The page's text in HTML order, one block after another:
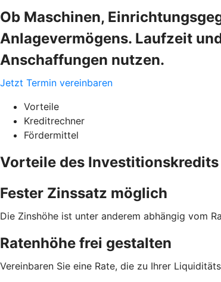
Ob Maschinen,
Anlagevermögens. Laufzeit
Anschaffungen nutzen.
Jetzt Termin vereinbaren
Vorteile
Kreditrechner
Fördermittel
Vorteile des Investitionskredits
Fester Zinssatz möglich
Die Zinshöhe ist unter anderem abhängig vom
Ratenhöhe frei gestalten
Vereinbaren Sie eine Rate, die zu Ihrer